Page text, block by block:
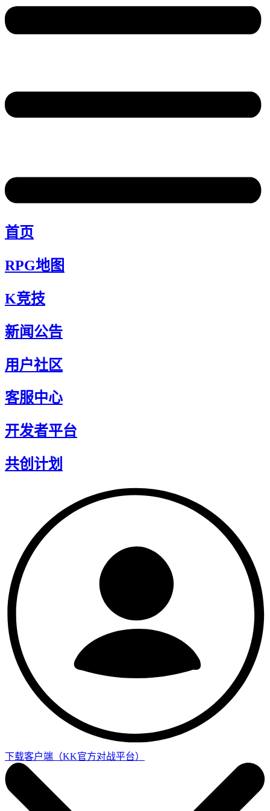
首页
RPG地图
K竞技
新闻公告
用户社区
客服中心
开发者平台
共创计划
下载客户端 （KK官方对战平台）